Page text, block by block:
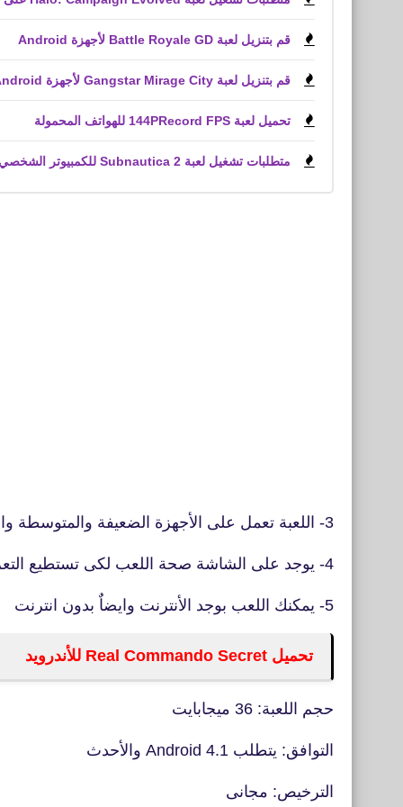
قم بتنزيل لعبة Battle Royale GD لأجهزة Android
قم بتنزيل لعبة Gangstar Mirage City لأجهزة Android و iPhone (APK)
تحميل لعبة 144PRecord FPS للهواتف المحمولة
متطلبات تشغيل لعبة Subnautica 2 للكمبيوتر الشخصي
3- اللعبة تعمل على الأجهزة الضعيفة والمتوسطة والقوية
4- يوجد على الشاشة صحة اللعب لكى تستطيع التعرف على حالتك
5- يمكنك اللعب بوجد الأنترنت وايضاٌ بدون انترنت
تحميل Real Commando Secret للأندرويد
حجم اللعبة: 36 ميجابايت
التوافق: يتطلب Android 4.1 والأحدث
الترخيص: مجانى